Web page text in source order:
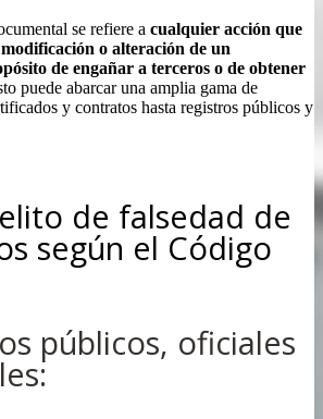
se refiere a cualquier acción que
o alteración de un
de engañar a terceros o de obtener
puede abarcar una amplia gama de
y contratos hasta registros públicos y
de falsedad de
según el Código
públicos, oficiales